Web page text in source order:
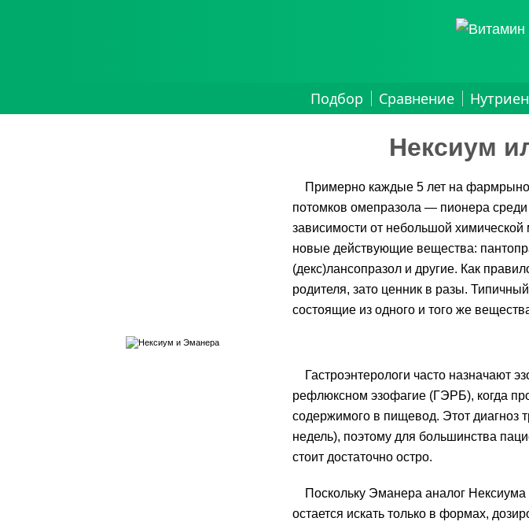
Подбор Сравнение
Нексиум
Примерно каждые 5 лет на
потомков омепразола — пионера среди
зависимости от небольшой
новые действующие вещества:
(декс)лансопразол и другие. Как
родителя, зато ценник в разы.
состоящие из одного и того же
Гастроэнтерологи часто назначают
рефлюксном эзофагие (ГЭРБ), когда
содержимого в пищевод. Этот диагноз
недель), поэтому для большинства
стоит достаточно остро.
Поскольку Эманера аналог
остается искать только в формах,